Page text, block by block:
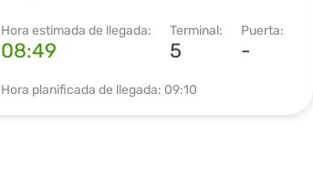
Hora estimada de llegada:
08:49
Terminal:
5
Puerta:
-
Hora planificada de llegada: 09:10